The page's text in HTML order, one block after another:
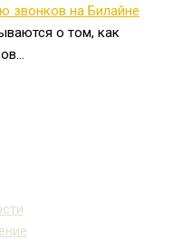
звонков на Билайне
о том, как